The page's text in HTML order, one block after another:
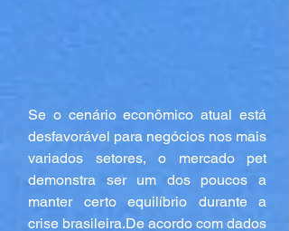
Se o cenário econômico atual está
desfavorável para negócios nos mais
variados setores, o mercado pet
demonstra ser um dos poucos a
manter certo equilíbrio durante a
crise brasileira.De acordo com dados